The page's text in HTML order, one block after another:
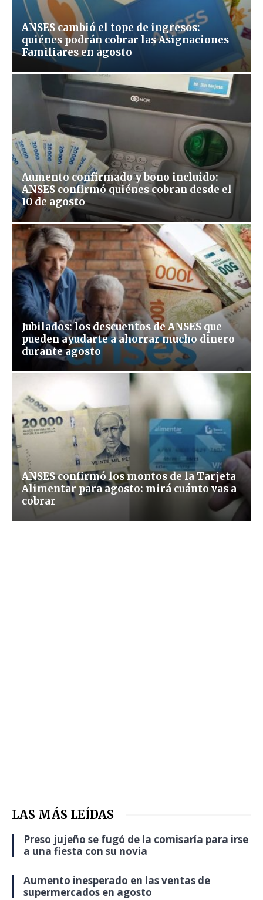
ANSES cambió el tope de ingresos:
quiénes podrán cobrar las Asignaciones
Familiares en agosto
Aumento confirmado y bono incluido:
ANSES confirmó quiénes cobran desde el
10 de agosto
Jubilados: los descuentos de ANSES que
pueden ayudarte a ahorrar mucho dinero
durante agosto
ANSES confirmó los montos de la Tarjeta
Alimentar para agosto: mirá cuánto vas a
cobrar
LAS MÁS LEÍDAS
Preso jujeño se fugó de la comisaría para irse
a una fiesta con su novia
Aumento inesperado en las ventas de
supermercados en agosto